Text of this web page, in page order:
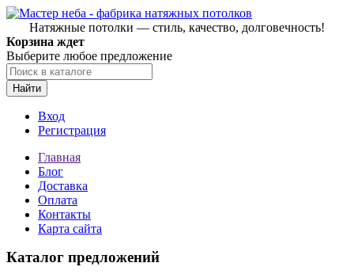
Натяжные потолки — стиль, качество, долговечность!
Корзина ждет
Выберите любое предложение
Найти
Вход
Регистрация
Главная
Блог
Доставка
Оплата
Контакты
Карта сайта
Каталог предложений